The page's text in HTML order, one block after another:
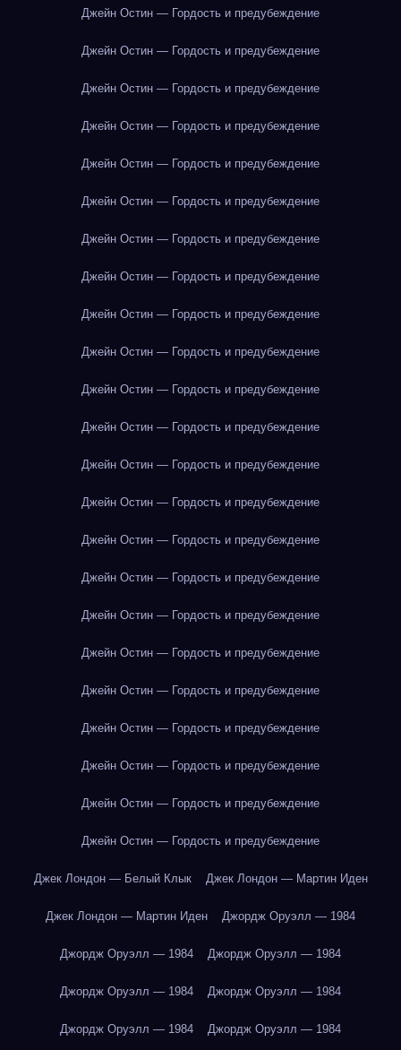
Джейн Остин — Гордость и предубеждение
Джейн Остин — Гордость и предубеждение
Джейн Остин — Гордость и предубеждение
Джейн Остин — Гордость и предубеждение
Джейн Остин — Гордость и предубеждение
Джейн Остин — Гордость и предубеждение
Джейн Остин — Гордость и предубеждение
Джейн Остин — Гордость и предубеждение
Джейн Остин — Гордость и предубеждение
Джейн Остин — Гордость и предубеждение
Джейн Остин — Гордость и предубеждение
Джейн Остин — Гордость и предубеждение
Джейн Остин — Гордость и предубеждение
Джейн Остин — Гордость и предубеждение
Джейн Остин — Гордость и предубеждение
Джейн Остин — Гордость и предубеждение
Джейн Остин — Гордость и предубеждение
Джейн Остин — Гордость и предубеждение
Джейн Остин — Гордость и предубеждение
Джейн Остин — Гордость и предубеждение
Джейн Остин — Гордость и предубеждение
Джейн Остин — Гордость и предубеждение
Джейн Остин — Гордость и предубеждение
Джек Лондон — Белый Клык Джек Лондон — Мартин Иден
Джек Лондон — Мартин Иден Джордж Оруэлл — 1984
Джордж Оруэлл — 1984 Джордж Оруэлл — 1984
Джордж Оруэлл — 1984 Джордж Оруэлл — 1984
Джордж Оруэлл — 1984 Джордж Оруэлл — 1984